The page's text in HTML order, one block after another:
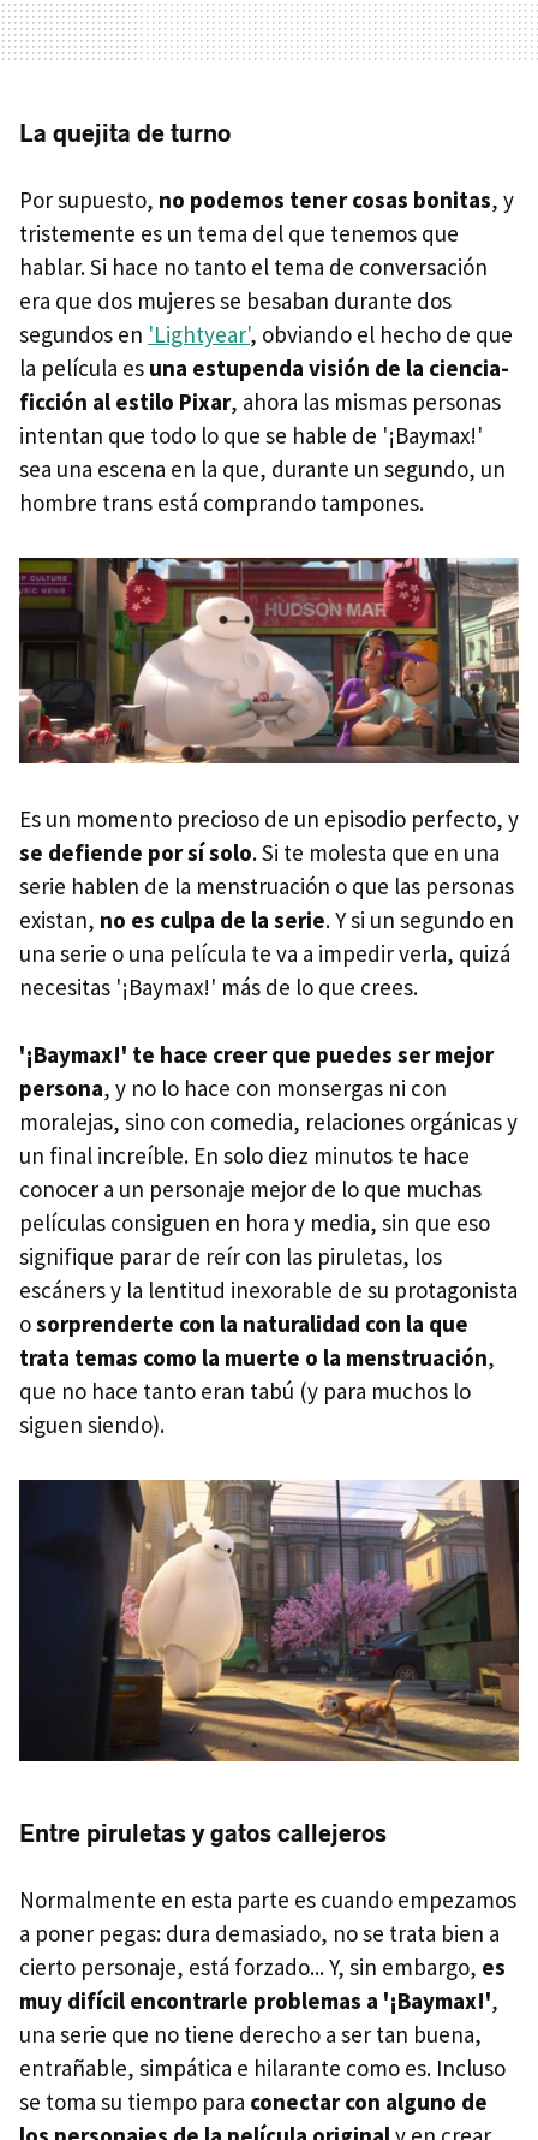
La quejita de turno
Por supuesto, no podemos tener cosas bonitas, y
tristemente es un tema del que tenemos que
hablar. Si hace no tanto el tema de conversación
era que dos mujeres se besaban durante dos
segundos en 'Lightyear', obviando el hecho de que
la película es una estupenda visión de la ciencia-
ficción al estilo Pixar, ahora las mismas personas
intentan que todo lo que se hable de '¡Baymax!'
sea una escena en la que, durante un segundo, un
hombre trans está comprando tampones.
Es un momento precioso de un episodio perfecto, y
se defiende por sí solo. Si te molesta que en una
serie hablen de la menstruación o que las personas
existan, no es culpa de la serie. Y si un segundo en
una serie o una película te va a impedir verla, quizá
necesitas '¡Baymax!' más de lo que crees.
'¡Baymax!' te hace creer que puedes ser mejor
persona, y no lo hace con monsergas ni con
moralejas, sino con comedia, relaciones orgánicas y
un final increíble. En solo diez minutos te hace
conocer a un personaje mejor de lo que muchas
películas consiguen en hora y media, sin que eso
signifique parar de reír con las piruletas, los
escáners y la lentitud inexorable de su protagonista
osorprenderte con la naturalidad con la que
trata temas como la muerte o la menstruación,
que no hace tanto eran tabú (y para muchos lo
siguen siendo).
Entre piruletas y gatos callejeros
Normalmente en esta parte es cuando empezamos
a poner pegas: dura demasiado, no se trata bien a
cierto personaje, está forzado... Y, sin embargo, es
muy difícil encontrarle problemas a '¡Baymax!',
una serie que no tiene derecho a ser tan buena,
entrañable, simpática e hilarante como es. Incluso
se toma su tiempo para conectar con alguno de